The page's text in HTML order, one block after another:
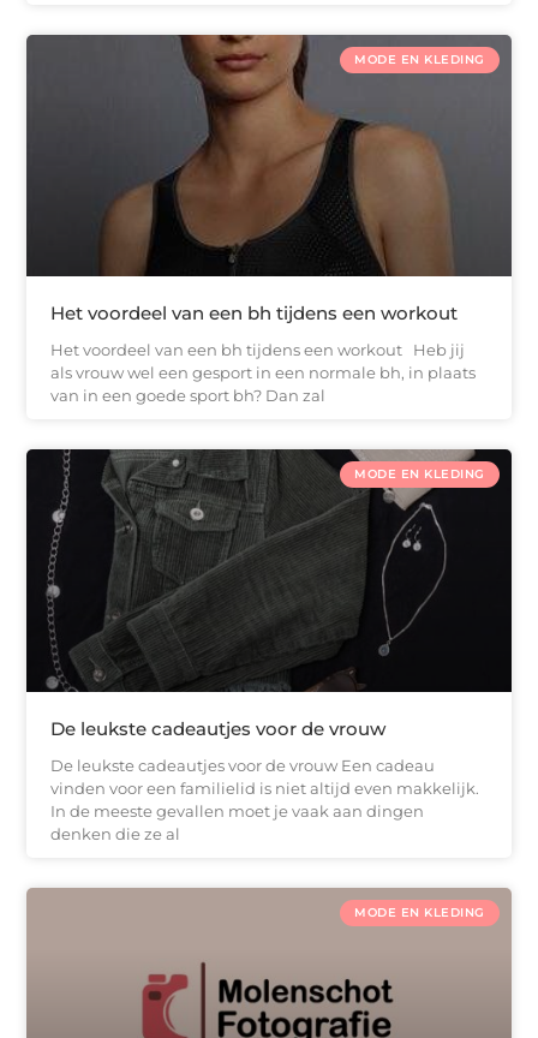
MODE EN KLEDING
Het voordeel van een bh tijdens een workout
Het voordeel van een bh tijdens een workout Heb jij
als vrouw wel een gesport in een normale bh, in plaats
van in een goede sport bh? Dan zal
MODE EN KLEDING
De leukste cadeautjes voor de vrouw
De leukste cadeautjes voor de vrouw Een cadeau
vinden voor een familielid is niet altijd even makkelijk.
In de meeste gevallen moet je vaak aan dingen
denken die ze al
MODE EN KLEDING